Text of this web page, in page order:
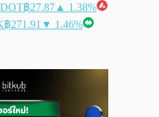
DOT฿27.87 ▲ 1.38%
฿271.91 ▼ 1.46%